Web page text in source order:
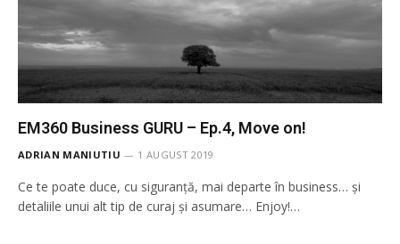
EM360 Business GURU – Ep.4, Move on!
ADRIAN MANIUTIU 1 AUGUST 2019
Ce te poate duce, cu siguranță, mai departe în business… și
detaliile unui alt tip de curaj și asumare… Enjoy!…